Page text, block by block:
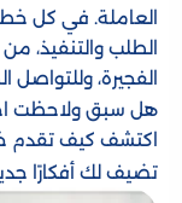
العاملة. في كل
الطلب والتنفيذ،
الفجيرة، وللتواصل
هل سبق ولاحظت
اكتشف كيف تقدم
تضيف لك أفكارًا